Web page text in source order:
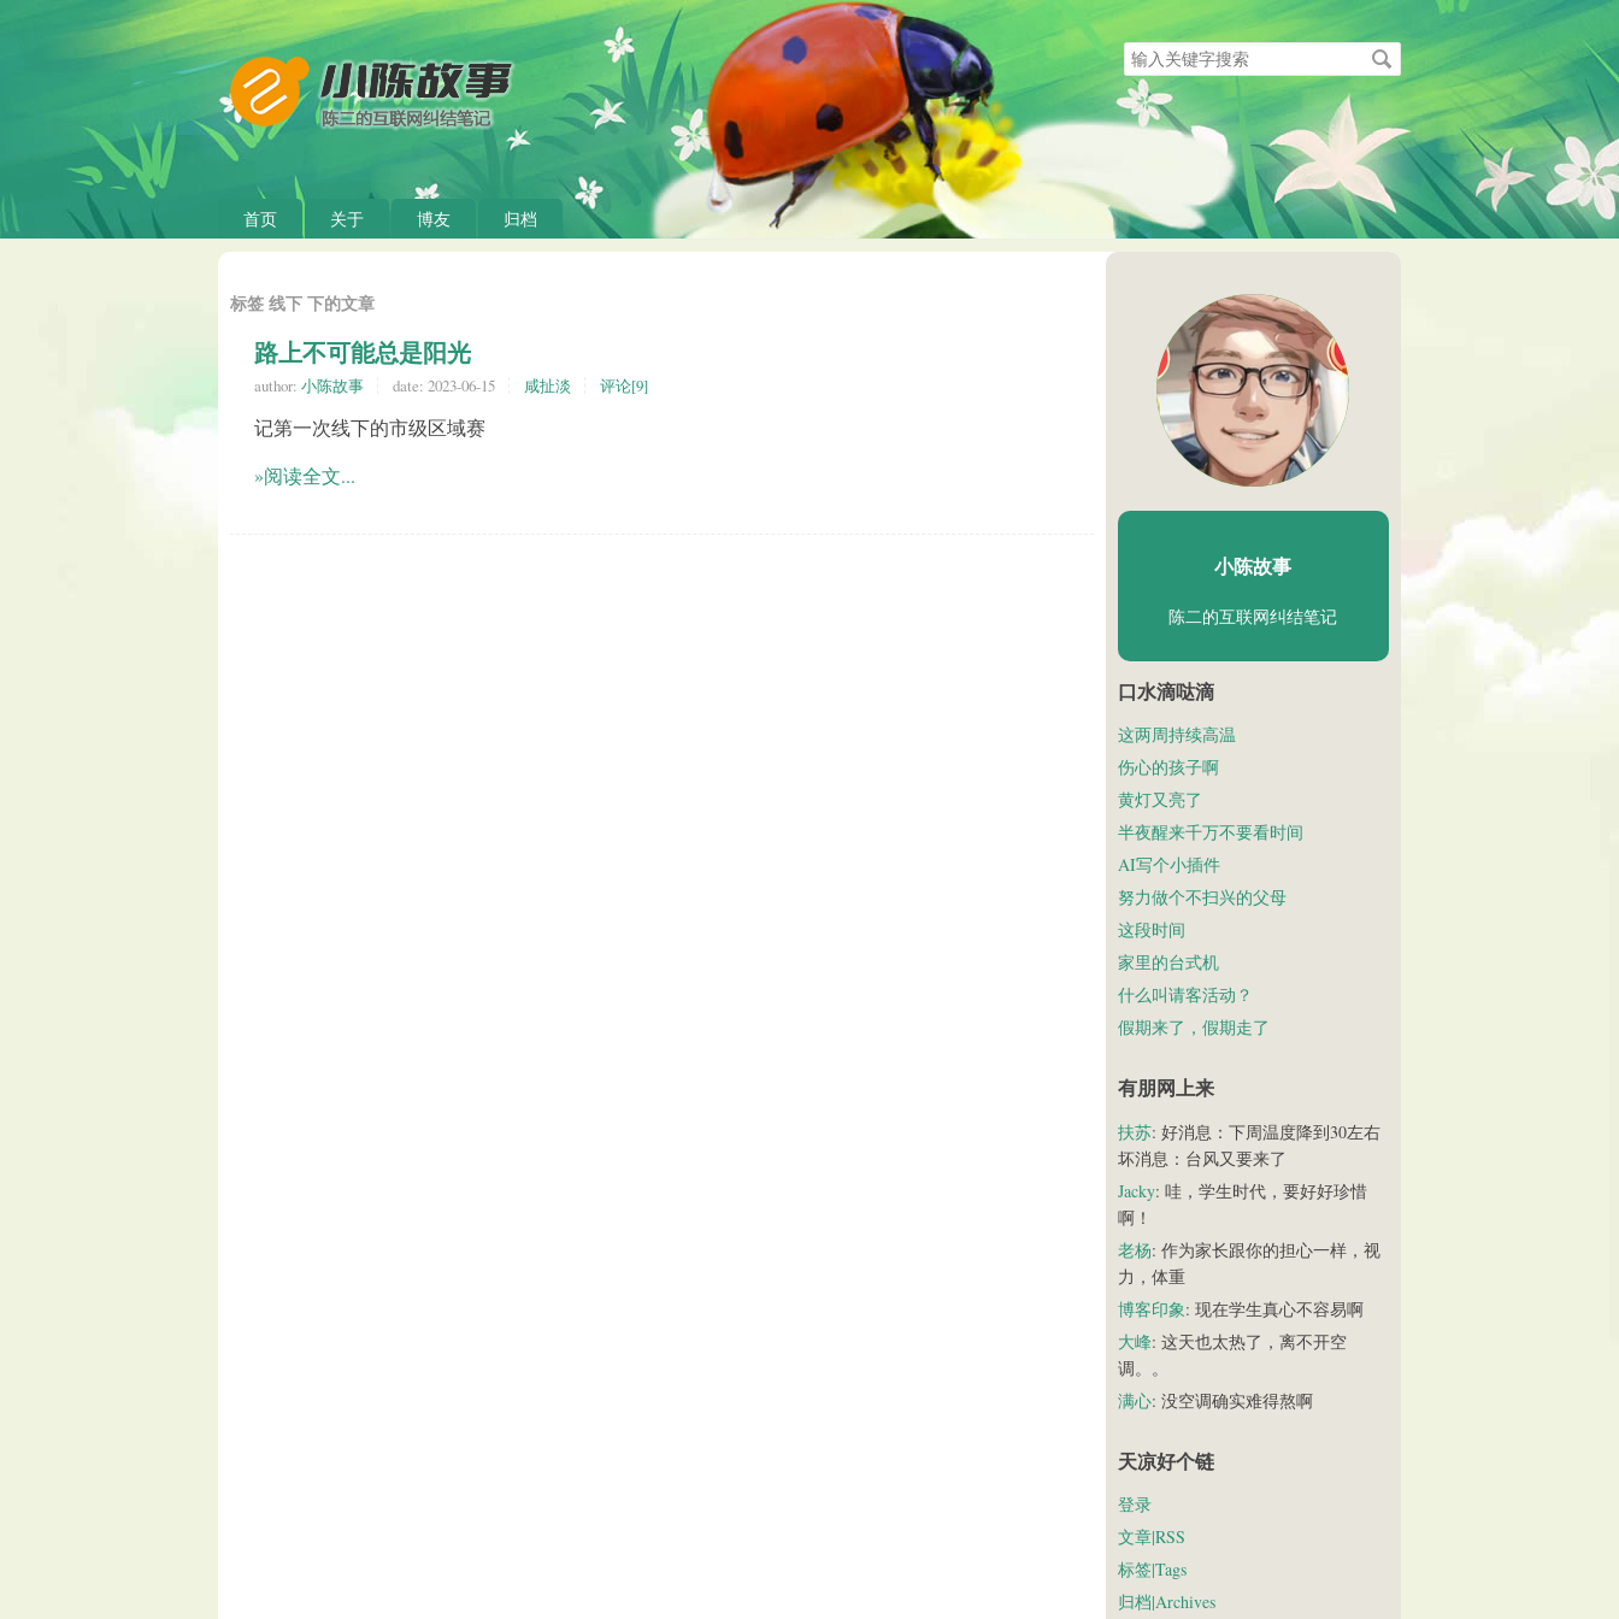
搜
索
关
键
字
首页 关于 博友 归档
标签 线下 下的文章
路上不可能总是阳光
author: 小陈故事 date: 2023-06-15 咸扯淡 评论[9]
记第一次线下的市级区域赛
»阅读全文...
陈二Chenèr
小陈故事
陈二的互联网纠结笔记
口水滴哒滴
这两周持续高温
伤心的孩子啊
黄灯又亮了
半夜醒来千万不要看时间
AI写个小插件
努力做个不扫兴的父母
这段时间
家里的台式机
什么叫请客活动？
假期来了，假期走了
有朋网上来
扶苏: 好消息：下周温度降到30左右
坏消息：台风又要来了
Jacky: 哇，学生时代，要好好珍惜
啊！
老杨: 作为家长跟你的担心一样，视
力，体重
博客印象: 现在学生真心不容易啊
大峰: 这天也太热了，离不开空
调。。
满心: 没空调确实难得熬啊
天凉好个链
登录
文章|RSS
标签|Tags
归档|Archives